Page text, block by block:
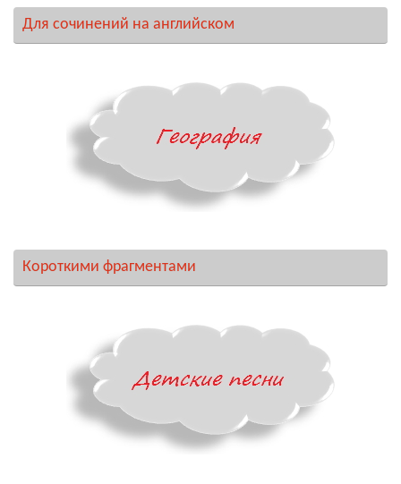
Для сочинений на английском
Короткими фрагментами